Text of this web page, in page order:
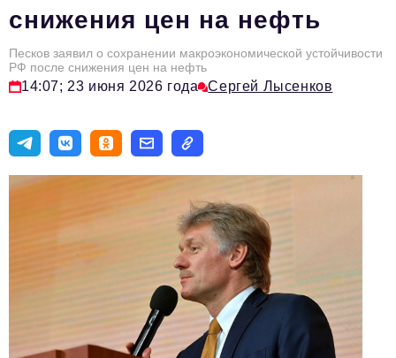
Туризм
Импортозамещение
ОПК
Авторские материалы
Видео
Телефон редакции: +7 495 727-01-67
Электронные почты редакции:
Информационный отдел
info@business-magazine.online
reklama@business-magazine.online
снижения цен на нефть
Песков заявил о сохранении макроэкономической устойчивости
РФ после снижения цен на нефть
14:07; 23 июня 2026 года Сергей Лысенков